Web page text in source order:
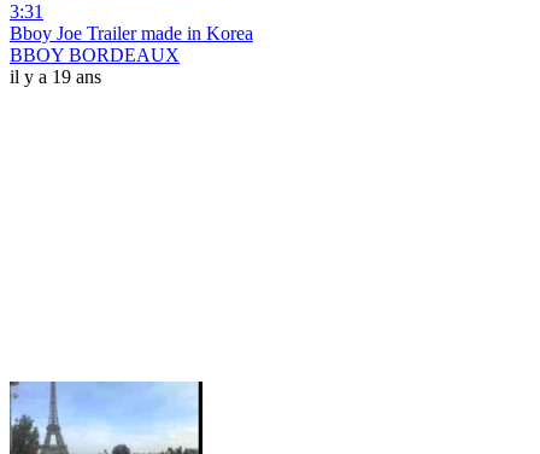
3:31
Bboy Joe Trailer made in Korea
BBOY BORDEAUX
il y a 19 ans